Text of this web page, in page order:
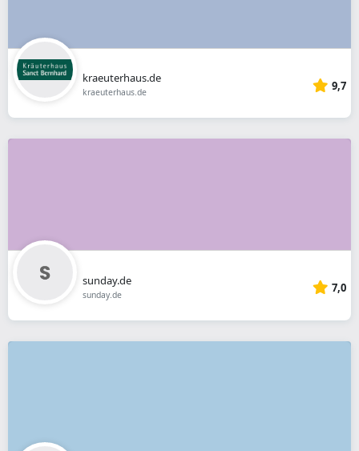
kraeuterhaus.de
kraeuterhaus.de 9,7
sunday.de
sunday.de 7,0